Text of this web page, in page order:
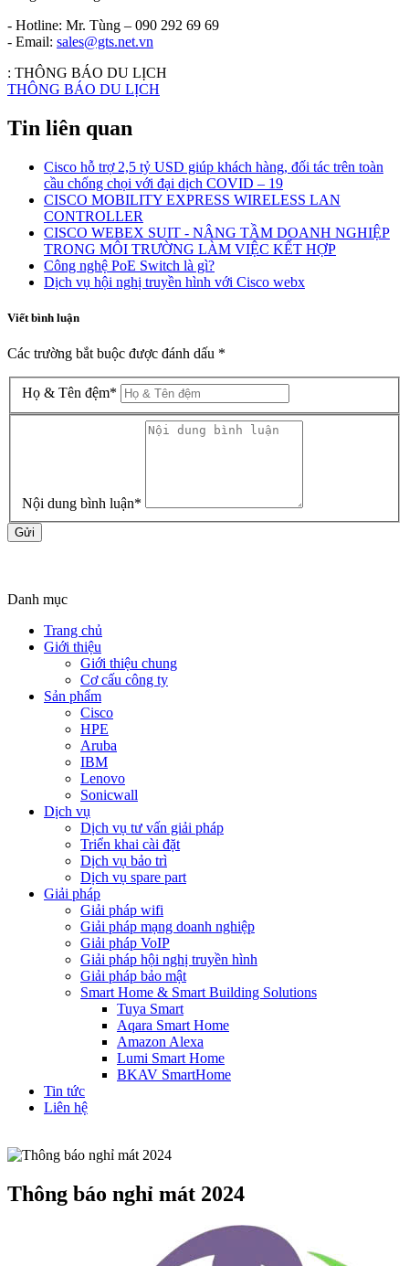
- Hotline: Mr. Tùng – 090 292 69 69
- Email: sales@gts.net.vn
: THÔNG BÁO DU LỊCH
THÔNG BÁO DU LỊCH
Tin liên quan
Cisco hỗ trợ 2,5 tỷ USD giúp khách hàng, đối tác trên toàn
cầu chống chọi với đại dịch COVID – 19
CISCO MOBILITY EXPRESS WIRELESS LAN
CONTROLLER
CISCO WEBEX SUIT - NÂNG TẦM DOANH NGHIỆP
TRONG MÔI TRƯỜNG LÀM VIỆC KẾT HỢP
Công nghệ PoE Switch là gì?
Dịch vụ hội nghị truyền hình với Cisco webx
Viết bình luận
Các trường bắt buộc được đánh dấu *
Họ & Tên đệm*
Nội dung bình luận*
Gửi
Danh mục
Trang chủ
Giới thiệu
Giới thiệu chung
Cơ cấu công ty
Sản phẩm
Cisco
HPE
Aruba
IBM
Lenovo
Sonicwall
Dịch vụ
Dịch vụ tư vấn giải pháp
Triển khai cài đặt
Dịch vụ bảo trì
Dịch vụ spare part
Giải pháp
Giải pháp wifi
Giải pháp mạng doanh nghiệp
Giải pháp VoIP
Giải pháp hội nghị truyền hình
Giải pháp bảo mật
Smart Home & Smart Building Solutions
Tuya Smart
Aqara Smart Home
Amazon Alexa
Lumi Smart Home
BKAV SmartHome
Tin tức
Liên hệ
Thông báo nghỉ mát 2024